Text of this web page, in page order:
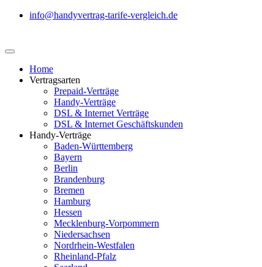
info@handyvertrag-tarife-vergleich.de
Home
Vertragsarten
Prepaid-Verträge
Handy-Verträge
DSL & Internet Verträge
DSL & Internet Geschäftskunden
Handy-Verträge
Baden-Württemberg
Bayern
Berlin
Brandenburg
Bremen
Hamburg
Hessen
Mecklenburg-Vorpommern
Niedersachsen
Nordrhein-Westfalen
Rheinland-Pfalz